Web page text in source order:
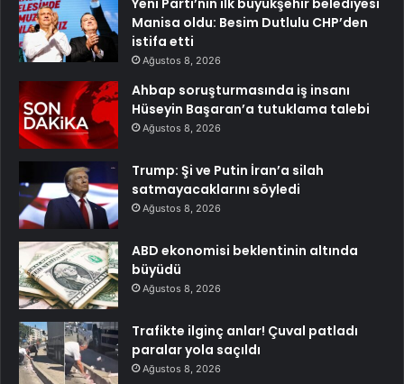
Yeni Parti’nin ilk büyükşehir belediyesi
Manisa oldu: Besim Dutlulu CHP’den
istifa etti
Ağustos 8, 2026
Ahbap soruşturmasında iş insanı
Hüseyin Başaran’a tutuklama talebi
Ağustos 8, 2026
Trump: Şi ve Putin İran’a silah
satmayacaklarını söyledi
Ağustos 8, 2026
ABD ekonomisi beklentinin altında
büyüdü
Ağustos 8, 2026
Trafikte ilginç anlar! Çuval patladı
paralar yola saçıldı
Ağustos 8, 2026